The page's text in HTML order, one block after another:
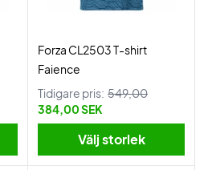
Forza CL2503 T-shirt
Faience
Tidigare pris: 549,00
384,00 SEK
Välj storlek